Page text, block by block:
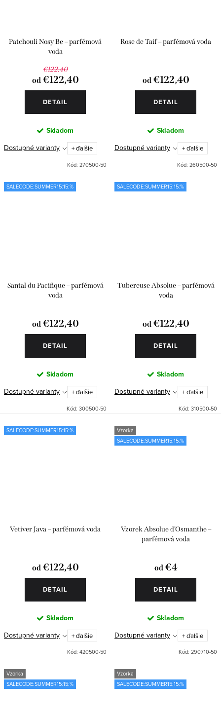
Patchouli Nosy Be – parfémová
voda
€122,40
od€122,40
DETAIL
Skladom
Dostupné varianty + ďalšie
Kód: 270500-50
Rose de Taif – parfémová voda
od€122,40
DETAIL
Skladom
Dostupné varianty + ďalšie
Kód: 260500-50
SALECODE:SUMMER15:15:%
Santal du Pacifique – parfémová
voda
od€122,40
DETAIL
Skladom
Dostupné varianty + ďalšie
Kód: 300500-50
SALECODE:SUMMER15:15:%
Tubereuse Absolue – parfémová
voda
od€122,40
DETAIL
Skladom
Dostupné varianty + ďalšie
Kód: 310500-50
SALECODE:SUMMER15:15:%
Vetiver Java – parfémová voda
od€122,40
DETAIL
Skladom
Dostupné varianty + ďalšie
Kód: 420500-50
Vzorka
SALECODE:SUMMER15:15:%
Vzorek Absolue d’Osmanthe –
parfémová voda
od€4
DETAIL
Skladom
Dostupné varianty + ďalšie
Kód: 290710-50
Vzorka
SALECODE:SUMMER15:15:%
Vzorka
SALECODE:SUMMER15:15:%